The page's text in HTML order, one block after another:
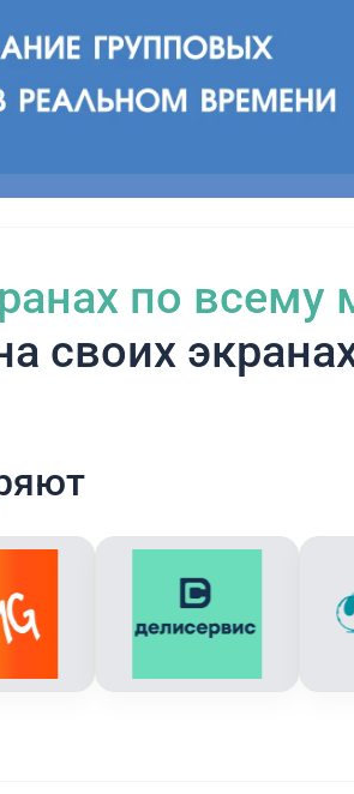
по всему
своих